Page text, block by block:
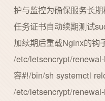
护与监控为确保服务长
任务证书自动续期测试
加续期后重载Nginx的钩
/etc/letsencrypt/
容#!/bin/sh systemctl
/etc/letsencrypt/